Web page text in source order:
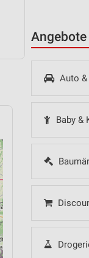
Angebote
Auto
Baby &